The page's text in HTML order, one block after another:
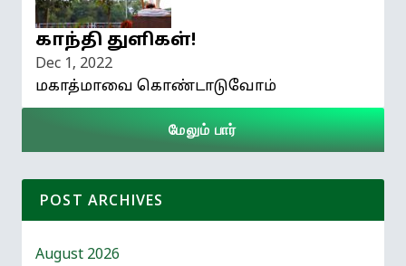
காந்தி துளிகள்!
Dec 1, 2022
மகாத்மாவை கொண்டாடுவோம்
மேலும் பார்
POST ARCHIVES
August 2026